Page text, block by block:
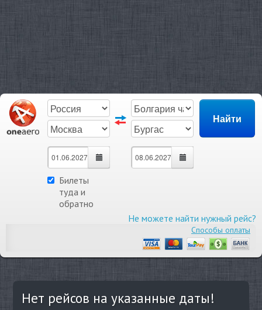
Билеты
туда и
обратно
Не можете найти нужный рейс?
Способы оплаты
Нет рейсов на указанные даты!